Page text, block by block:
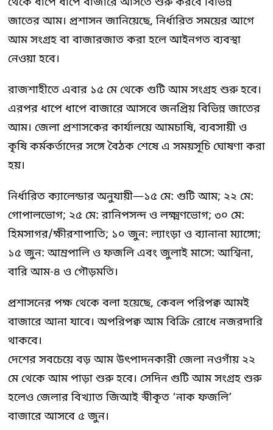
জাতের আম। প্রশাসন জানিয়েছে, নির্ধারিত সময়ের আগে
আম সংগ্রহ বা বাজারজাত করা হলে আইনগত ব্যবস্থা
নেওয়া হবে।
রাজশাহীতে এবার ১৫ মে থেকে গুটি আম সংগ্রহ শুরু হবে।
এরপর ধাপে ধাপে বাজারে আসবে জনপ্রিয় বিভিন্ন জাতের
আম। জেলা প্রশাসকের কার্যালয়ে আমচাষি, ব্যবসায়ী ও
কৃষি কর্মকর্তাদের সঙ্গে বৈঠক শেষে এ সময়সূচি ঘোষণা করা
হয়।
নির্ধারিত ক্যালেন্ডার অনুযায়ী—১৫ মে: গুটি আম; ২২ মে:
গোপালভোগ; ২৫ মে: রানিপসন্দ ও লক্ষ্মণভোগ; ৩০ মে:
হিমসাগর/ক্ষীরশাপাতি; ১০ জুন: ল্যাংড়া ও ব্যানানা ম্যাঙ্গো;
১৫ জুন: আম্রপালি ও ফজলি এবং জুলাই মাসে: আশ্বিনা,
বারি আম-৪ ও গৌড়মতি।
প্রশাসনের পক্ষ থেকে বলা হয়েছে, কেবল পরিপক্ব আমই
বাজারে আনা যাবে। অপরিপক্ব আম বিক্রি রোধে নজরদারি
থাকবে।
দেশের সবচেয়ে বড় আম উৎপাদনকারী জেলা নওগাঁয় ২২
মে থেকে আম পাড়া শুরু হবে। সেদিন গুটি আম সংগ্রহ শুরু
হলেও জেলার বিখ্যাত জিআই স্বীকৃত ‘নাক ফজলি’
বাজারে আসবে ৫ জুন।